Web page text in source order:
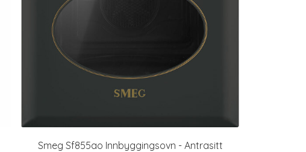
Smeg Sf855ao Innbyggingsovn - Antrasitt